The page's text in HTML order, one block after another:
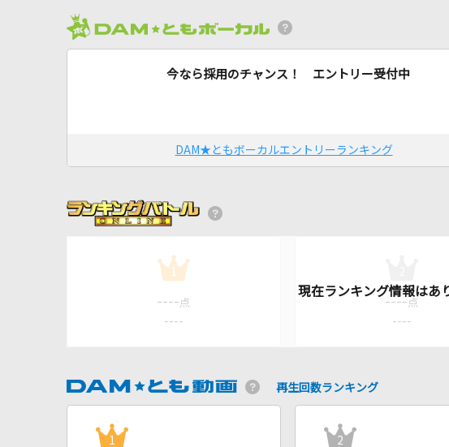
今なら採用のチャンス！ エントリー受付中
DAM★ともボーカルエントリーランキング
1
---- 点
----
---- 点
----
再生回数ランキング
1 2